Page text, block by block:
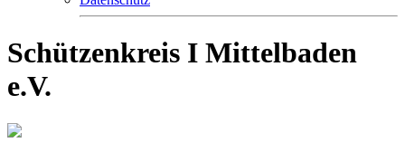
Schützenkreis I Mittelbaden
e.V.